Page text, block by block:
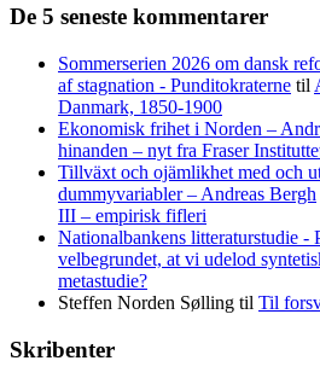
De 5 seneste kommentarer
Sommerserien 2026 om dansk
af stagnation - Punditokraterne til
Danmark, 1850-1900
Ekonomisk frihet i Norden –
hinanden – nyt fra Fraser
Tillväxt och ojämlikhet med och
dummyvariabler – Andreas Bergh
III – empirisk fifleri
Nationalbankens litteraturstudie -
velbegrundet, at vi udelod
metastudie?
Steffen Norden Sølling til Til
Skribenter